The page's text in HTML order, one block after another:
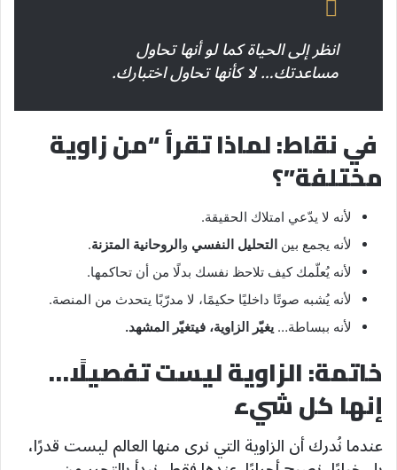
انظر إلى الحياة كما لو أنها تحاول
مساعدتك… لا كأنها تحاول اختبارك.
في نقاط: لماذا تقرأ “من زاوية
مختلفة”؟
لأنه لا يدّعي امتلاك الحقيقة.
لأنه يجمع بين التحليل النفسي والروحانية المتزنة.
لأنه يُعلّمك كيف تلاحظ نفسك بدلًا من أن تحاكمها.
لأنه يُشبه صوتًا داخليًا حكيمًا، لا مدرّبًا يتحدث من المنصة.
لأنه ببساطة… يغيّر الزاوية، فيتغيّر المشهد.
خاتمة: الزاوية ليست تفصيلًا…
إنها كل شيء
عندما نُدرك أن الزاوية التي نرى منها العالم ليست قدرًا،